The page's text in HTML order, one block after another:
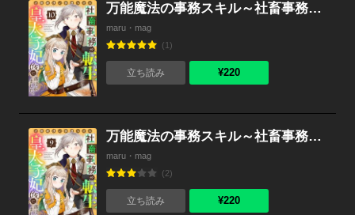
万能魔法の事務スキル～社畜事務が転生したら皇太子妃（仮）に選ばれました。 （10）
maru・mag
(1)
立ち読み ¥220
万能魔法の事務スキル～社畜事務が転生したら皇太子妃（仮）に選ばれました。 （9）
maru・mag
(2)
立ち読み ¥220